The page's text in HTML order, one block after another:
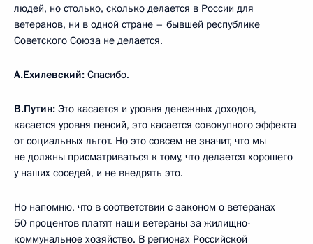
людей, но столько, сколько делается в России для
ветеранов, ни в одной стране – бывшей республике
Советского Союза не делается.
А.Ехилевский: Спасибо.
В.Путин: Это касается и уровня денежных доходов,
касается уровня пенсий, это касается совокупного эффекта
от социальных льгот. Но это совсем не значит, что мы
не должны присматриваться к тому, что делается хорошего
у наших соседей, и не внедрять это.
Но напомню, что в соответствии с законом о ветеранах
50 процентов платят наши ветераны за жилищно-
коммунальное хозяйство. В регионах Российской